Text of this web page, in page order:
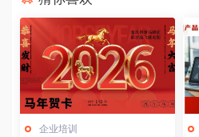
企业培训